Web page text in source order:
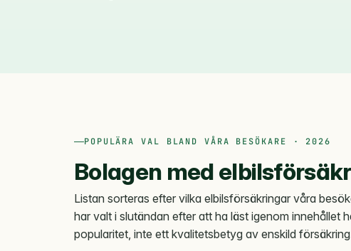
POPULÄRA VAL BLAND VÅRA BESÖKARE · 2026
Bolagen med
Listan sorteras efter vilka elbilsförsäkringar våra
har valt i slutändan efter att ha läst igenom innehållet
popularitet, inte ett kvalitetsbetyg av enskild